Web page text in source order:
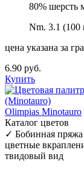
80% шерсть
Nm. 3.1 (100
цена указана за
6.90 руб.
Купить
Olimpias Minotauro
Каталог цветов
✓ Бобинная
цветные
твидовый вид